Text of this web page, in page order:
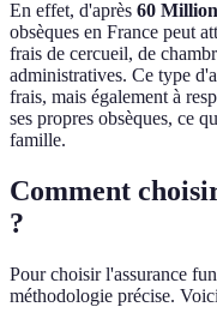
En effet, d'après 60
obsèques en France peut
frais de cercueil, de
administratives. Ce type
frais, mais également à
ses propres obsèques, ce
famille.
Comment
?
Pour choisir l'assurance
méthodologie précise.